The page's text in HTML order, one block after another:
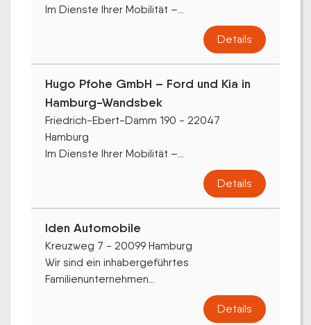
Im Dienste Ihrer Mobilität –...
Details
Hugo Pfohe GmbH – Ford und Kia in
Hamburg-Wandsbek
Friedrich-Ebert-Damm 190 - 22047
Hamburg
Im Dienste Ihrer Mobilität –...
Details
Iden Automobile
Kreuzweg 7 - 20099 Hamburg
Wir sind ein inhabergeführtes
Familienunternehmen...
Details